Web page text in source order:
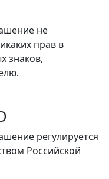
не
прав в
знаков,
регулируется
Российской